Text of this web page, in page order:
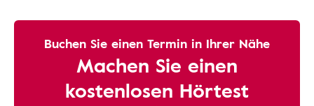
Buchen Sie einen Termin in Ihrer Nähe
Machen Sie einen
kostenlosen Hörtest